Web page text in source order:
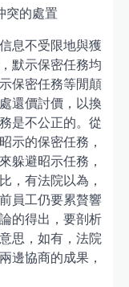
突的處置
息不受限地與獲
默示保密任務均
保密任務等閒顛
還價討價，以換
是不公正的。從
示的保密任務，
躲避昭示任務，
，有法院以為，
員工仍要累贅響
的得出，要剖析
思，如有，法院
邊協商的成果，